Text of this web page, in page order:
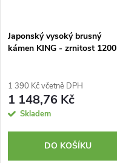
Japonský vysoký brusný
kámen KING - zrnitost 1200
1 390 Kč včetně DPH
1 148,76 Kč
Skladem
DO KOŠÍKU